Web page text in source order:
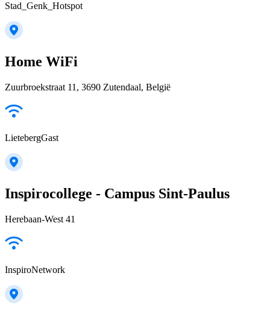
Stad_Genk_Hotspot
Home WiFi
Zuurbroekstraat 11, 3690 Zutendaal, België
LietebergGast
Inspirocollege - Campus Sint-Paulus
Herebaan-West 41
InspiroNetwork